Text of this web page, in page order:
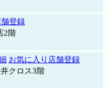
登録
2階
お気に入り店舗登録
クロス3階